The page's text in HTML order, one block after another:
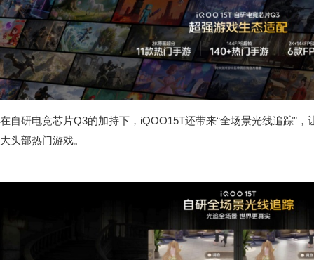
在自研电竞芯片Q3的加持下，iQOO15T还带来“全场景光线追踪”
大头部热门游戏。